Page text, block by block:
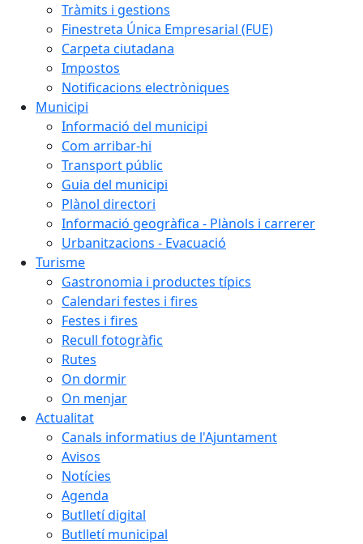
Tràmits i gestions
Finestreta Única Empresarial (FUE)
Carpeta ciutadana
Impostos
Notificacions electròniques
Municipi
Informació del municipi
Com arribar-hi
Transport públic
Guia del municipi
Plànol directori
Informació geogràfica - Plànols i carrerer
Urbanitzacions - Evacuació
Turisme
Gastronomia i productes típics
Calendari festes i fires
Festes i fires
Recull fotogràfic
Rutes
On dormir
On menjar
Actualitat
Canals informatius de l'Ajuntament
Avisos
Notícies
Agenda
Butlletí digital
Butlletí municipal